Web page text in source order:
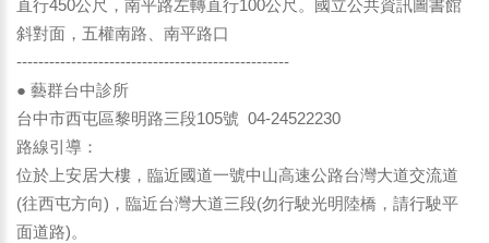
直行450公尺，南平路左轉直行100公尺。國立公共資訊圖書館
斜對面，五權南路、南平路口
--------------------------------------------------
● 藝群台中診所
台中市西屯區黎明路三段105號 04-24522230
路線引導：
位於上安居大樓，臨近國道一號中山高速公路台灣大道交流道
(往西屯方向)，臨近台灣大道三段(勿行駛光明陸橋，請行駛平
面道路)。